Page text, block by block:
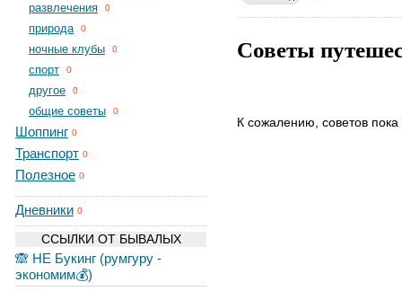
развлечения 0
природа 0
ночные клубы 0
спорт 0
другое 0
общие советы 0
Шоппинг 0
Транспорт 0
Полезное 0
Дневники 0
ССЫЛКИ ОТ БЫВАЛЫХ
🙈 НЕ Букинг (румгуру -
экономим💰)
Советы
К сожалению, советов пока